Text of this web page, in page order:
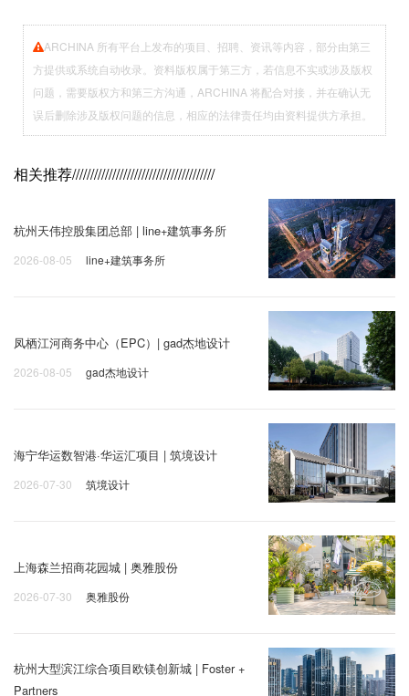
ARCHINA 所有平台上发布的项目、招聘、资讯等内容，部分由第三
方提供或系统自动收录。资料版权属于第三方，若信息不实或涉及版权
问题，需要版权方和第三方沟通，ARCHINA 将配合对接，并在确认无
误后删除涉及版权问题的信息，相应的法律责任均由资料提供方承担。
相关推荐///////////////////////////////////////
杭州天伟控股集团总部 | line+建筑事务所
2026-08-05 line+建筑事务所
凤栖江河商务中心（EPC）| gad杰地设计
2026-08-05 gad杰地设计
海宁华运数智港·华运汇项目 | 筑境设计
2026-07-30 筑境设计
上海森兰招商花园城 | 奥雅股份
2026-07-30 奥雅股份
杭州大型滨江综合项目欧镁创新城 | Foster +
Partners